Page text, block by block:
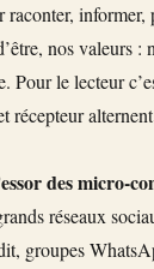
raconter,
nos valeurs
Pour le lecteur
récepteur
des micro-
réseaux
groupes